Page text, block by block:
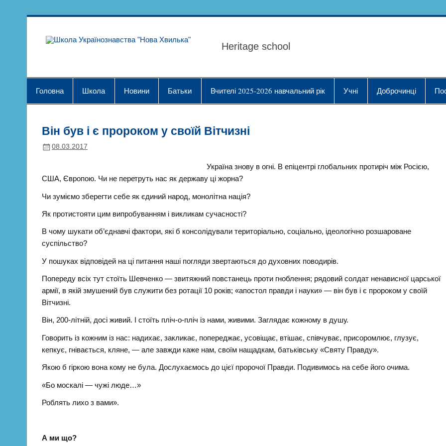
Школа Українознавства
Heritage school
Головна Школа Новини Батьки Вчителі 2025-2026 навчальний рік Учні Доброчинці
Він був і є пророком у своїй Вітчизні
08.03.2017
Україна знову в огні. В епіцентрі глобальних протиріч між Росією,
США, Європою. Чи не перетруть нас як державу ці жорна?
Чи зуміємо зберегти себе як єдиний народ, монолітна нація?
Як протистояти цим випробуванням і викликам сучасності?
В чому шукати об’єднавчі фактори, які б консолідували територіально, соціально, ідеологічно розшароване
суспільство?
У пошуках відповідей на ці питання наші погляди звертаються до духовних поводирів.
Попереду всіх тут стоїть Шевченко — звитяжний повстанець проти гноблення; рядовий солдат ненависної царської
армії, в якій змушений був служити без ротації 10 років; «апостол правди і науки» — він був і є пророком у своїй
Вітчизні.
Він, 200-літній, досі живий. І стоїть пліч-о-пліч iз нами, живими. Заглядає кожному в душу.
Говорить із кожним із нас: надихає, закликає, попереджає, усовіщає, втішає, співчуває, присоромлює, глузує,
кепкує, гнівається, кляне, — але завжди каже нам, своїм нащадкам, батьківську «Святу Правду».
Якою б гіркою вона кому не була. Дослухаємось до цієї пророчої Правди. Подивимось на себе його очима.
«Бо москалі — чужі люде…»
Роблять лихо з вами».
А ми що?